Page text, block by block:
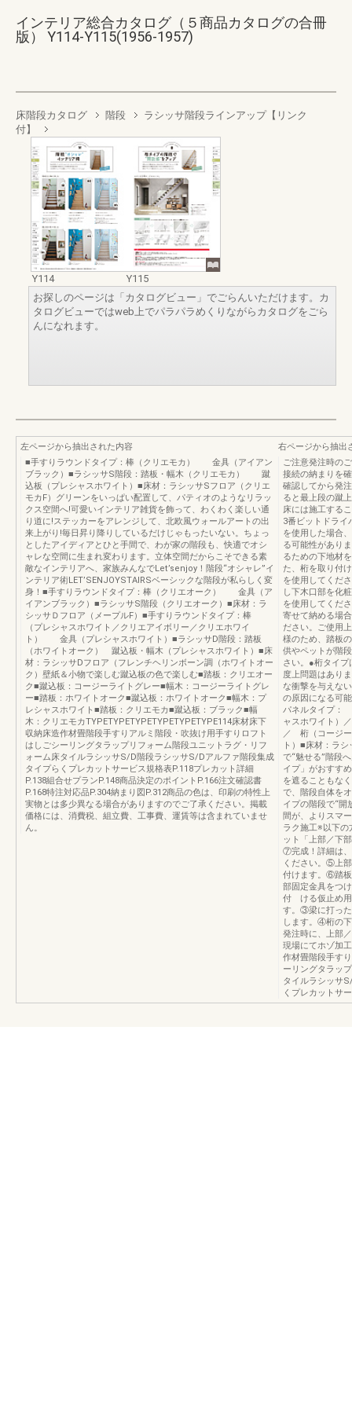
インテリア総合カタログ（５商品カタログの合冊
版） Y114-Y115(1956-1957)
床階段カタログ 階段
ラシッサ階段ラインアップ【リンク
付】
Y114
Y115
お探しのページは「カタログビュー」でごらんいただけます。カ
タログビューではweb上でパラパラめくりながらカタログをごら
んになれます。
左ページから抽出された内容
■手すりラウンドタイプ：棒（クリエモカ） 金具（アイアン
ブラック）■ラシッサS階段：踏板・幅木（クリエモカ） 蹴
込板（プレシャスホワイト）■床材：ラシッサSフロア（クリエ
モカF）グリーンをいっぱい配置して、パティオのようなリラッ
クス空間へ!可愛いインテリア雑貨を飾って、わくわく楽しい通
り道に!ステッカーをアレンジして、北欧風ウォールアートの出
来上がり!毎日昇り降りしているだけじゃもったいない。ちょっ
としたアイディアとひと手間で、わが家の階段も、快適でオシ
ャレな空間に生まれ変わります。立体空間だからこそできる素
敵なインテリアへ、家族みんなでLet’senjoy！階段“オシャレ”イ
ンテリア術LET’SENJOYSTAIRSベーシックな階段が私らしく変
身！■手すりラウンドタイプ：棒（クリエオーク） 金具（ア
イアンブラック）■ラシッサS階段（クリエオーク）■床材：ラ
シッサＤフロア（メープルF）■手すりラウンドタイプ：棒
（プレシャスホワイト／クリエアイボリー／クリエホワイ
ト） 金具（プレシャスホワイト）■ラシッサD階段：踏板
（ホワイトオーク） 蹴込板・幅木（プレシャスホワイト）■床
材：ラシッサDフロア（フレンチヘリンボーン調（ホワイトオー
ク）壁紙＆小物で楽しむ蹴込板の色で楽しむ■踏板：クリエオー
ク■蹴込板：コージーライトグレー■幅木：コージーライトグレ
ー■踏板：ホワイトオーク■蹴込板：ホワイトオーク■幅木：プ
レシャスホワイト■踏板：クリエモカ■蹴込板：ブラック■幅
木：クリエモカTYPETYPETYPETYPETYPETYPE114床材床下
収納床造作材畳階段手すりアルミ階段・吹抜け用手すりロフト
はしごシーリングタラップリフォーム階段ユニットラグ・リフ
ォーム床タイルラシッサS/D階段ラシッサS/Dアルファ階段集成
タイプらくプレカットサービス規格表P.118プレカット詳細
P.138組合せプランP.148商品決定のポイントP.166注文確認書
P.168特注対応品P.304納まり図P.312商品の色は、印刷の特性上
実物とは多少異なる場合がありますのでご了承ください。掲載
価格には、消費税、組立費、工事費、運賃等は含まれていませ
ん。
右ページから抽出
ご注意発注時の
接続の納まりを
確認してから発
ると最上段の蹴
床には施工する
3番ビットドライ
を使用した場合
る可能性があり
るための下地材
た、桁を取り付
を使用してくだ
し下木口部を化
を使用してくだ
寄せて納める場
ださい。ご使用
様のため、踏板
供やペットが階
さい。●桁タイプ
度上問題はあり
な衝撃を与えな
の原因になる可
パネルタイプ：
ャスホワイト）
／ 桁（コージ
ト）■床材：ラ
で“魅せる”階段
イプ」がおすす
を遮ることもな
で、階段自体を
イプの階段で“開
間が、よりスマ
ラク施工※以下の
ット「上部／下
⑦完成！詳細は
ください。⑤上
付けます。⑥踏
部固定金具をつ
付 ける仮止め
す。③梁に打っ
します。④桁の
発注時に、上部
現場にてホゾ加
作材畳階段手す
ーリングタラッ
タイルラシッサ
くプレカットサ